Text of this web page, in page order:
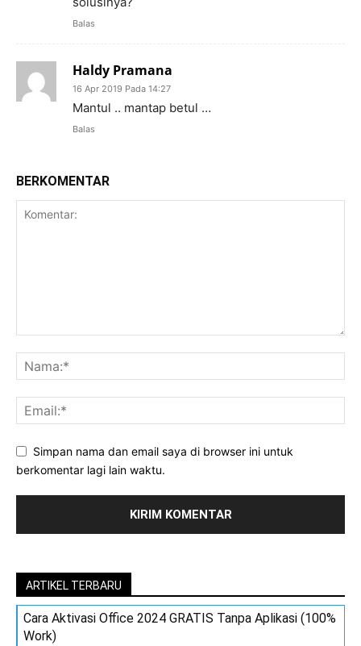
Balas
Haldy Pramana
16 Apr 2019 Pada 14:27
Mantul .. mantap betul …
Balas
BERKOMENTAR
Simpan nama dan email saya di browser ini untuk
berkomentar lagi lain waktu.
ARTIKEL TERBARU
Cara Aktivasi Office 2024 GRATIS Tanpa Aplikasi (100%
Work)